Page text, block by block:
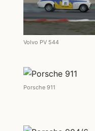
Volvo PV 544
Porsche 911